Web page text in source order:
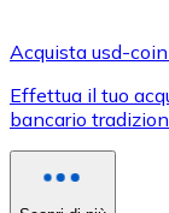
Usa le carte
Acquista con
Acquista usd-
Effettua il tuo
bancario